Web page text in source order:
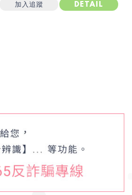
加入追蹤 DETAIL